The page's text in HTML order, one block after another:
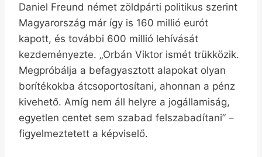
Daniel Freund német zöldpárti politikus szerint
Magyarország már így is 160 millió eurót
kapott, és további 600 millió lehívását
kezdeményezte. „Orbán Viktor ismét trükközik.
Megpróbálja a befagyasztott alapokat olyan
borítékokba átcsoportosítani, ahonnan a pénz
kivehető. Amíg nem áll helyre a jogállamiság,
egyetlen centet sem szabad felszabadítani” –
figyelmeztetett a képviselő.